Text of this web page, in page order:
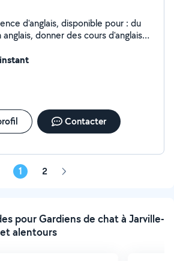
d'anglais, disponible pour : du
donner des cours d'anglais
ou garder vos chats à mon domicile
Contacter
1 2 Page
pour Gardiens de chat à Jarville-
alentours